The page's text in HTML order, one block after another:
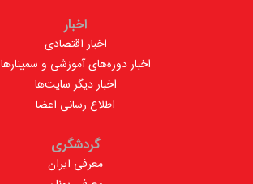
اخبار
اخبار اقتصادی
اخبار دوره‌های آموزشی و سمینارها
اخبار دیگر سایت‌ها
اطلاع رسانی اعضا
گردشگری
معرفی ایران